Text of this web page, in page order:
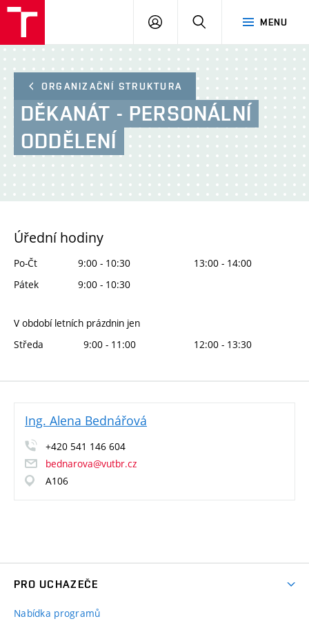
MENU
PŘIHLÁSIT
ORGANIZAČNÍ STRUKTURA
DĚKANÁT - PERSONÁLNÍ
ODDĚLENÍ
Úřední hodiny
Po-Čt 9:00 - 10:30
13:00 - 14:00
Pátek
9:00 - 10:30
V období letních prázdnin jen
Středa
9:00 - 11:00 12:00 - 13:30
Ing. Alena Bednářová
+420 541 146 604
bednarova@vutbr.cz
A106
PRO UCHAZEČE
Nabídka programů